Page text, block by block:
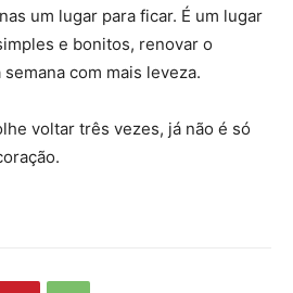
um lugar para ficar. É um lugar
e bonitos, renovar o
com mais leveza.
voltar três vezes, já não é só